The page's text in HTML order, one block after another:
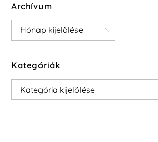
Archívum
Archívum
Kategóriák
Kategóriák